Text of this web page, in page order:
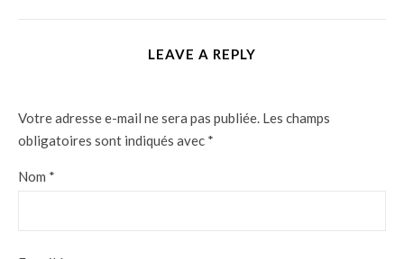
LEAVE A REPLY
Votre adresse e-mail ne sera pas publiée. Les champs
obligatoires sont indiqués avec *
Nom *